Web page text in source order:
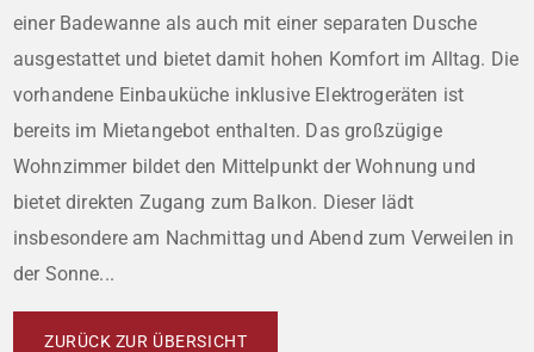
einer Badewanne als auch mit einer separaten Dusche
ausgestattet und bietet damit hohen Komfort im Alltag. Die
vorhandene Einbauküche inklusive Elektrogeräten ist
bereits im Mietangebot enthalten. Das großzügige
Wohnzimmer bildet den Mittelpunkt der Wohnung und
bietet direkten Zugang zum Balkon. Dieser lädt
insbesondere am Nachmittag und Abend zum Verweilen in
der Sonne...
ZURÜCK ZUR ÜBERSICHT